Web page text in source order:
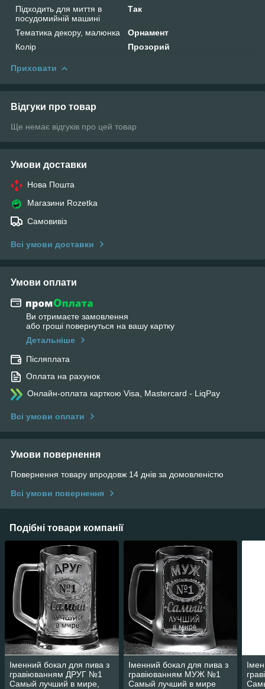
Підходить для миття в
посудомийній машині
Так
Тематика декору, малюнка
Орнамент
Колір
Прозорий
Приховати
Відгуки про товар
Ще немає відгуків про цей товар
Умови доставки
Нова Пошта
Магазини Rozetka
Самовивіз
Всі умови доставки
Умови оплати
Ви отримаєте замовлення
або гроші повернуться на вашу картку
Детальніше
Післяплата
Оплата на рахунок
Онлайн-оплата карткою Visa, Mastercard - LiqPay
Всі умови оплати
Умови повернення
Повернення товару впродовж 14 днів за домовленістю
Всі умови повернення
Подібні товари компанії
Іменний бокал для пива з
гравіюванням ДРУГ №1
Самый лучший в мире,
Іменний бокал для пива з
гравіюванням МУЖ №1
Самый лучший в мире